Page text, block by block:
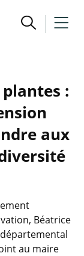
:
aux
Béatrice
au maire